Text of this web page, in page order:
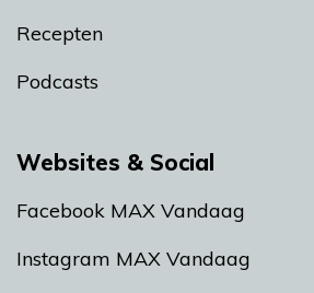
Recepten
Podcasts
Websites & Social
Facebook MAX Vandaag
Instagram MAX Vandaag